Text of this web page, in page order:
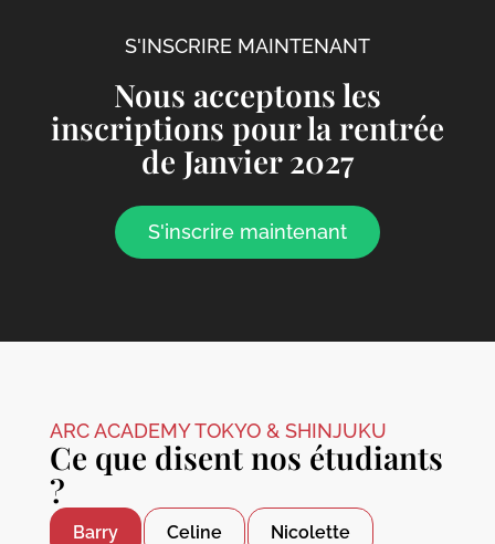
S'INSCRIRE MAINTENANT
Nous acceptons les
inscriptions pour la rentrée
de Janvier 2027
S'inscrire maintenant
ARC ACADEMY TOKYO & SHINJUKU
Ce que disent nos étudiants
?
Barry Celine Nicolette